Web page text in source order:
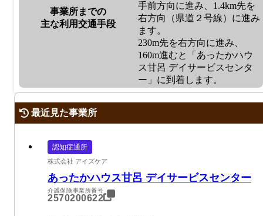
事業所までの
主な利用交通手段
手前方向に進み、1.4km先を
右方向（県道２号線）に進み
ます。
230m先を右方向に進み、
160m進むと「あったかハウ
ス甘呂 デイサービスセンタ
ー」に到着します。
最近見た事業所
認知症通所
株式会社 アイズケア
あったかハウス甘呂 デイサービスセンター
介護保険事業所番号
2570200622